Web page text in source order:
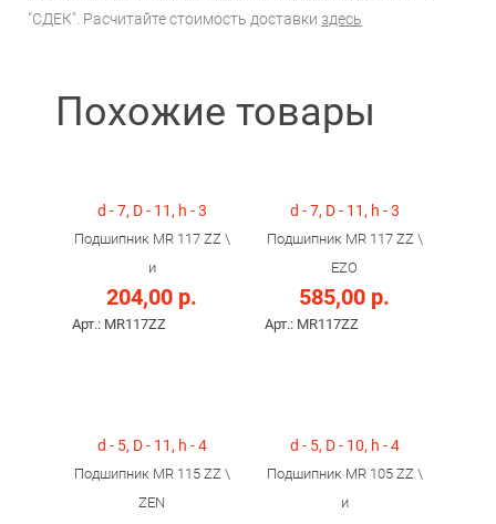
"СДЕК". Расчитайте стоимость доставки здесь
Похожие товары
d - 7, D - 11, h - 3
Подшипник MR 117 ZZ \
и
204,00 р.
Арт.: MR117ZZ
d - 7, D - 11, h - 3
Подшипник MR 117 ZZ \
EZO
585,00 р.
Арт.: MR117ZZ
d - 5, D - 11, h - 4
Подшипник MR 115 ZZ \
ZEN
d - 5, D - 10, h - 4
Подшипник MR 105 ZZ \
и